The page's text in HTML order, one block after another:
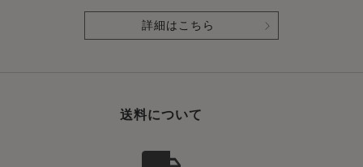
詳細はこちら
送料について